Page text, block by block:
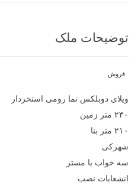
توضیحات ملک
فروش
ویلای دوبلکس نما رومی استخردار
۲۳۰ متر زمین
۲۱۰ متر بنا
شهرکی
سه خواب با مستر
انشعابات نصب